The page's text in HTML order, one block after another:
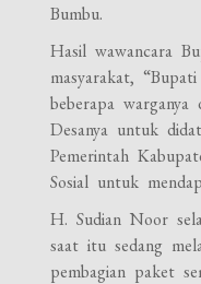
Bumbu.
Hasil wawancara
masyarakat,
beberapa
Desanya untuk
Pemerintah
Sosial untuk
H. Sudian Noor
saat itu sedang
pembagian paket